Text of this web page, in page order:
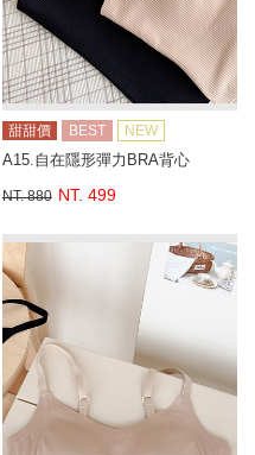
甜甜價 BEST NEW
A15.自在隱形彈力BRA背心
NT. 880 NT. 499